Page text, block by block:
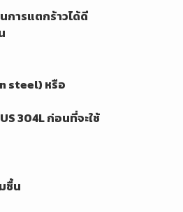
การแตกร้าวได้ดี
steel) หรือ
304L ก่อนที่จะใช้
ชื้น